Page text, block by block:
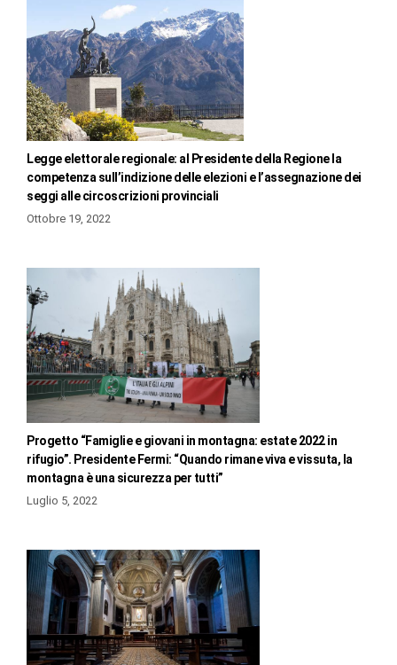
Legge elettorale regionale: al Presidente della Regione la
competenza sull’indizione delle elezioni e l’assegnazione dei
seggi alle circoscrizioni provinciali
Ottobre 19, 2022
Progetto “Famiglie e giovani in montagna: estate 2022 in
rifugio”. Presidente Fermi: “Quando rimane viva e vissuta, la
montagna è una sicurezza per tutti”
Luglio 5, 2022